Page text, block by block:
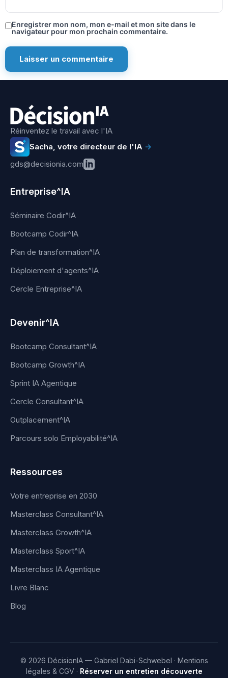
Enregistrer mon nom, mon e-mail et mon site dans le
navigateur pour mon prochain commentaire.
Réinventez le travail avec l'IA
Sacha, votre directeur de l'IA →
gds@decisionia.com
Entreprise^IA
Séminaire Codir^IA
Bootcamp Codir^IA
Plan de transformation^IA
Déploiement d'agents^IA
Cercle Entreprise^IA
Devenir^IA
Bootcamp Consultant^IA
Bootcamp Growth^IA
Sprint IA Agentique
Cercle Consultant^IA
Outplacement^IA
Parcours solo Employabilité^IA
Ressources
Votre entreprise en 2030
Masterclass Consultant^IA
Masterclass Growth^IA
Masterclass Sport^IA
Masterclass IA Agentique
Livre Blanc
Blog
© 2026 DécisionIA — Gabriel Dabi-Schwebel · Mentions
légales & CGV · Réserver un entretien découverte